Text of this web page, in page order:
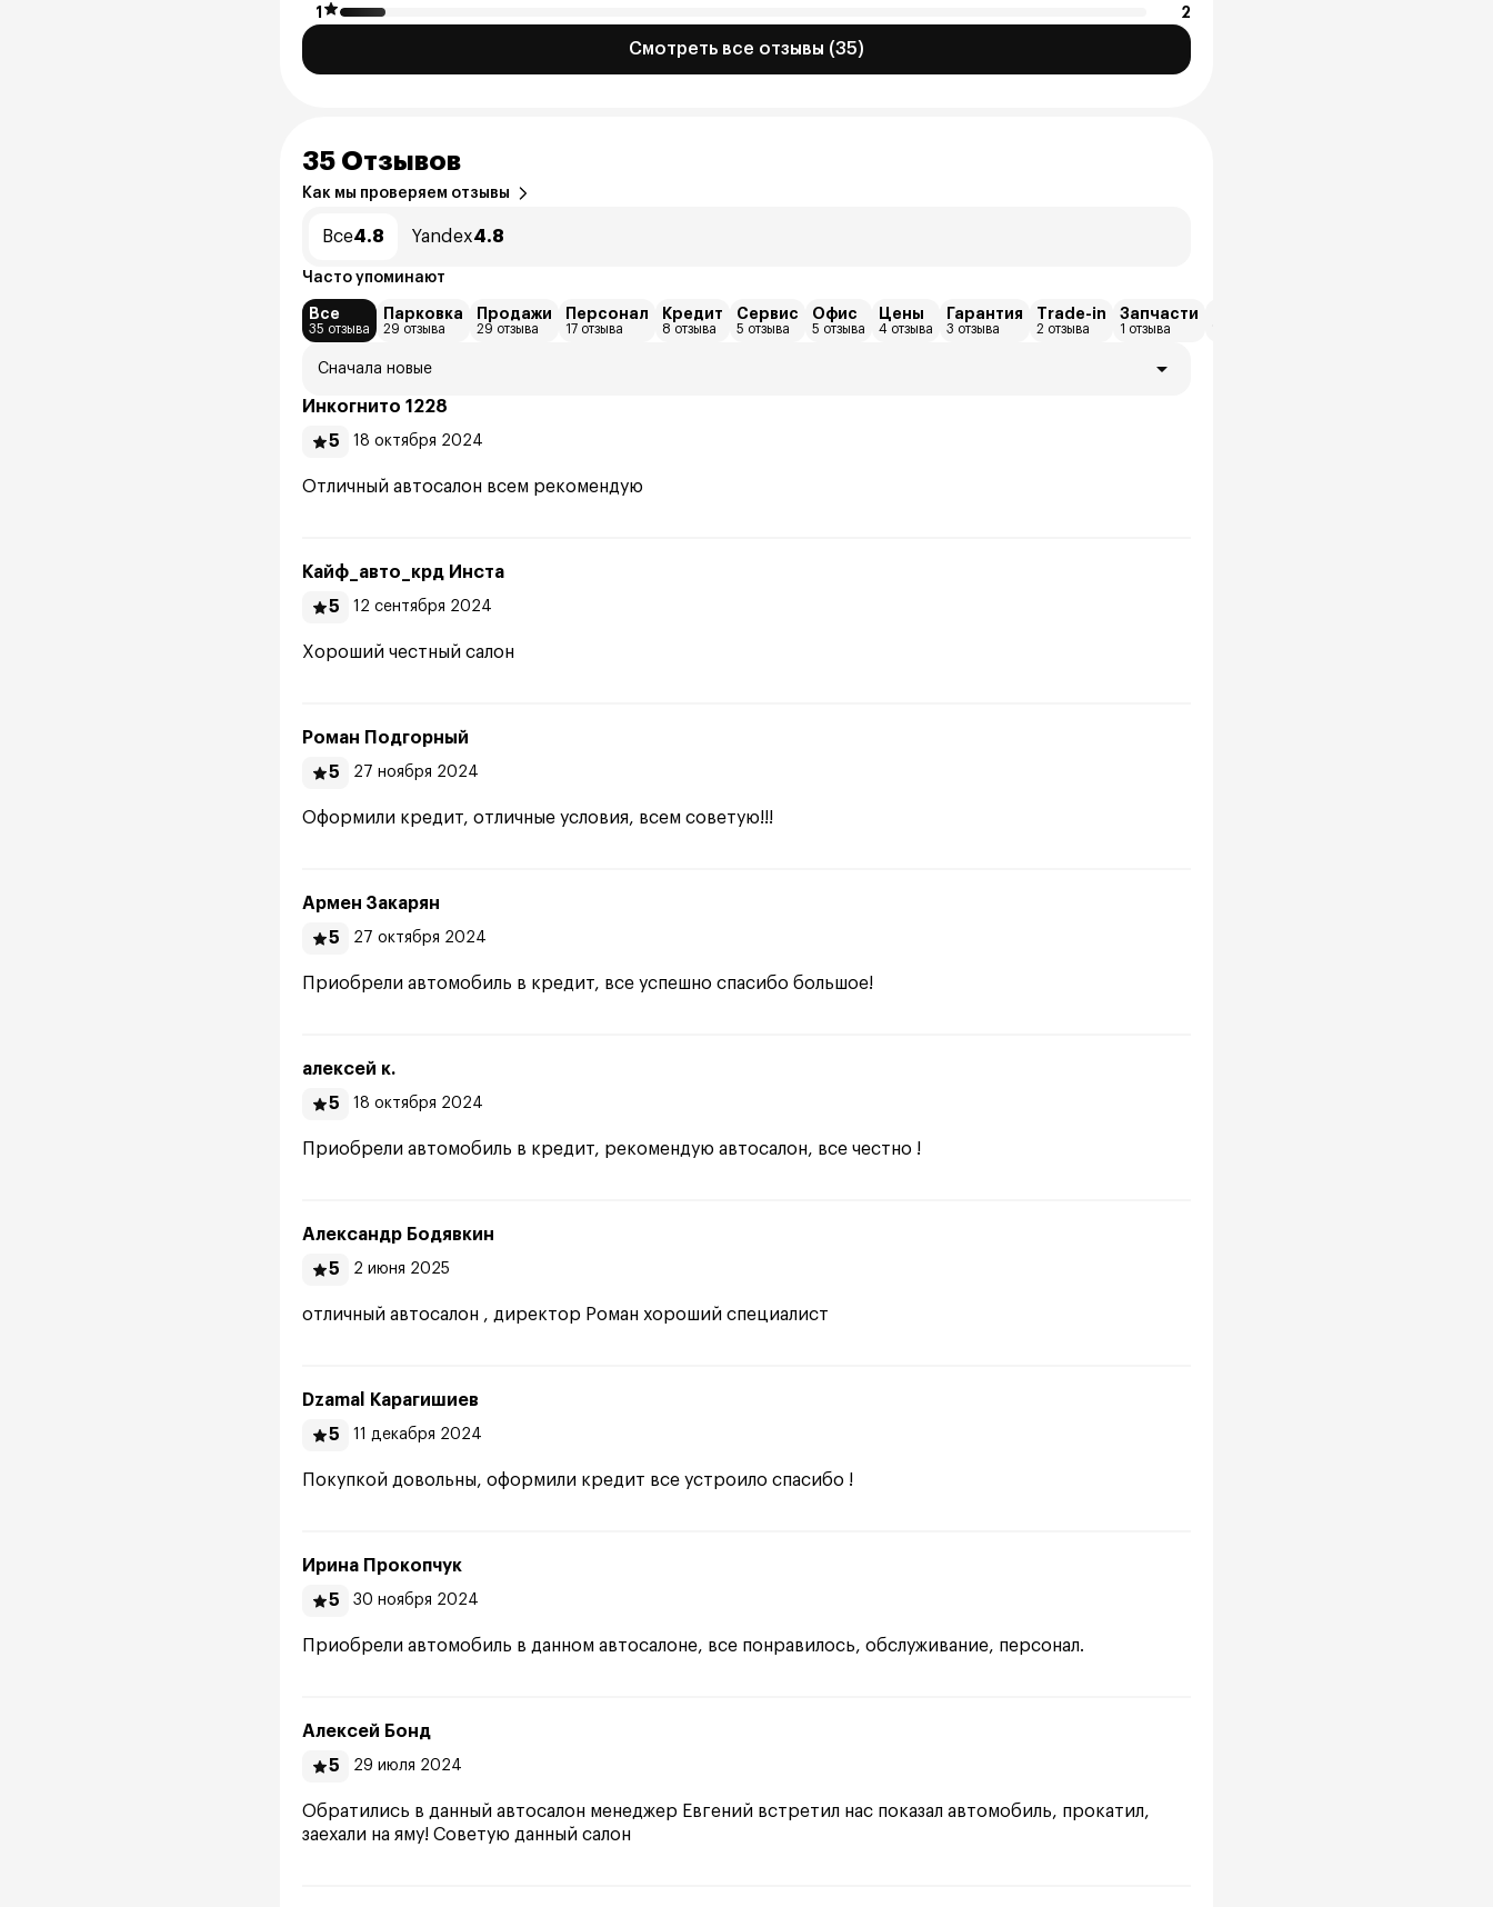
1
2
Смотреть все отзывы (35)
35 Отзывов
Как мы проверяем отзывы
Все4.8 Yandex4.8
Часто упоминают
Все
35 отзыва
Парковка
29 отзыва
Продажи
29 отзыва
Персонал
17 отзыва
Кредит
8 отзыва
Сервис
5 отзыва
Офис
5 отзыва
Цены
4 отзыва
Гарантия
3 отзыва
Trade-in
2 отзыва
Запчасти
1 отзыва
Сначала новые
Инкогнито 1228
5
18 октября 2024
Отличный автосалон всем рекомендую
Кайф_авто_крд Инста
5
12 сентября 2024
Хороший честный салон
Роман Подгорный
5
27 ноября 2024
Оформили кредит, отличные условия, всем советую!!!
Армен Закарян
5
27 октября 2024
Приобрели автомобиль в кредит, все успешно спасибо большое!
алексей к.
5
18 октября 2024
Приобрели автомобиль в кредит, рекомендую автосалон, все честно !
Александр Бодявкин
5
2 июня 2025
отличный автосалон , директор Роман хороший специалист
Dzamal Карагишиев
5
11 декабря 2024
Покупкой довольны, оформили кредит все устроило спасибо !
Ирина Прокопчук
5
30 ноября 2024
Приобрели автомобиль в данном автосалоне, все понравилось, обслуживание, персонал.
Алексей Бонд
5
29 июля 2024
Обратились в данный автосалон менеджер Евгений встретил нас показал автомобиль, прокатил,
заехали на яму! Советую данный салон